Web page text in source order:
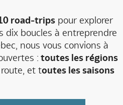
road-trips pour explorer
dix boucles à entreprendre
nous vous convions à
: toutes les régions
et toutes les saisons